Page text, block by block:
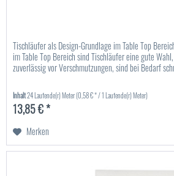
Tischläufer als Design-Grundlage im Table Top
im Table Top Bereich sind Tischläufer eine gute
zuverlässig vor Verschmutzungen, sind bei Bedarf
Inhalt24 Laufende(r) Meter(0,58 € * / 1 Laufende(r) Meter)
13,85 € *
Merken